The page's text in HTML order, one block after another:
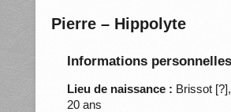
Pierre – Hippolyte
Informations personnelles
Lieu de naissance : Brissot
20 ans